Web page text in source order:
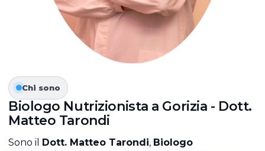
Chi sono
Biologo Nutrizionista a Gorizia - Dott.
Matteo Tarondi
Sono il Dott. Matteo Tarondi, Biologo